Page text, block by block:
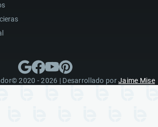
2020 - 2026 | Desarrollado porJaime Mise